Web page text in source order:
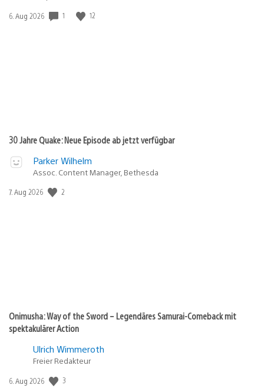
Veröffentlichungsdatum:
6. Aug 2026 1 12
30 Jahre Quake: Neue Episode ab jetzt verfügbar
Parker Wilhelm
Assoc. Content Manager, Bethesda
Veröffentlichungsdatum:
7. Aug 2026 2
Onimusha: Way of the Sword – Legendäres Samurai-Comeback mit
spektakulärer Action
Ulrich Wimmeroth
Freier Redakteur
Veröffentlichungsdatum:
6. Aug 2026 3